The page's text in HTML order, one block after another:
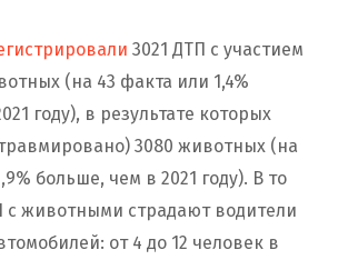
3021 ДТП с участием
(на 43 факта или 1,4%
году), в результате которых
3080 животных (на
больше, чем в 2021 году). В то
животными страдают водители
от 4 до 12 человек в